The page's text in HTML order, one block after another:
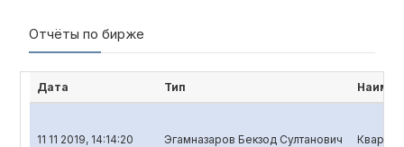
Отчёты по бирже
Дата Тип
11 11 2019, 14:14:20 Эгамназаров Бекзод Султанович